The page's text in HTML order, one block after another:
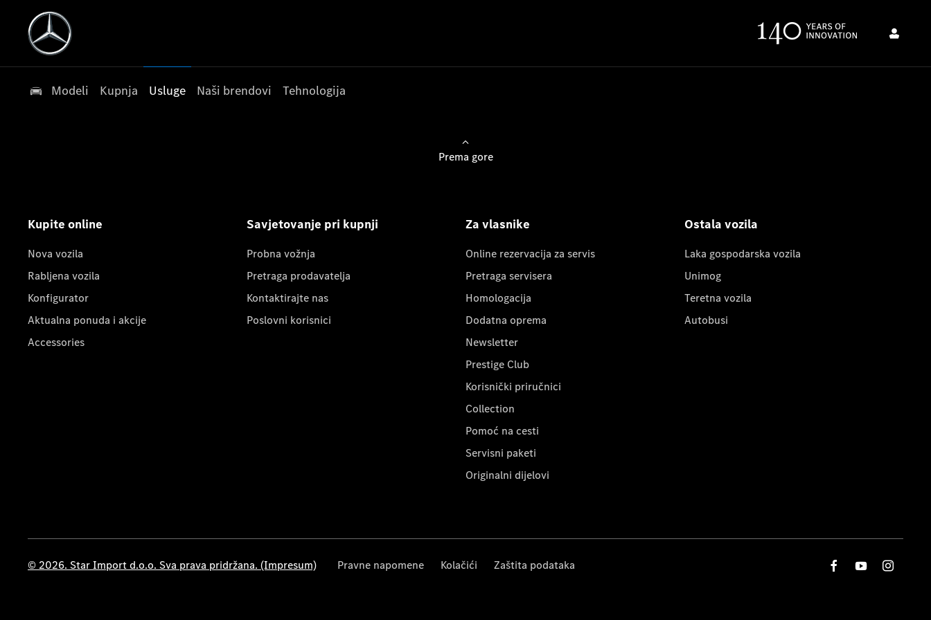
Modeli Kupnja Usluge Naši brendovi Tehnologija
Prema gore
Kupite online
Nova vozila
Rabljena vozila
Konfigurator
Aktualna ponuda i akcije
Accessories
Savjetovanje pri kupnji
Probna vožnja
Pretraga prodavatelja
Kontaktirajte nas
Poslovni korisnici
Za vlasnike
Online rezervacija za servis
Pretraga servisera
Homologacija
Dodatna oprema
Newsletter
Prestige Club
Korisnički priručnici
Collection
Pomoć na cesti
Servisni paketi
Originalni dijelovi
Ostala vozila
Laka gospodarska vozila
Unimog
Teretna vozila
Autobusi
© 2026. Star Import d.o.o. Sva prava pridržana. (Impresum) Pravne napomene Kolačići Zaštita podataka